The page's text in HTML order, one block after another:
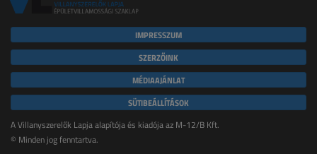
IMPRESSZUM
SZERZŐINK
MÉDIAAJÁNLAT
SÜTIBEÁLLÍTÁSOK
A Villanyszerelők Lapja alapítója és kiadója az M-12/B Kft.
© Minden jog fenntartva.